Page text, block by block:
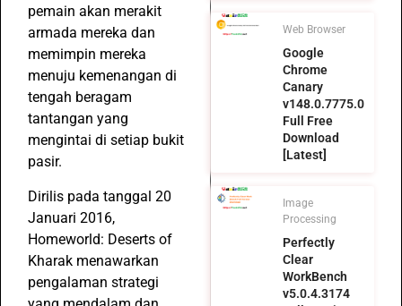
pemain akan merakit
armada mereka dan
memimpin mereka
menuju kemenangan di
tengah beragam
tantangan yang
mengintai di setiap bukit
pasir.
Dirilis pada tanggal 20
Januari 2016,
Homeworld: Deserts of
Kharak menawarkan
pengalaman strategi
Web Browser
Google
Chrome
Canary
v148.0.7775.0
Full Free
Download
[Latest]
Image
Processing
Perfectly
Clear
WorkBench
v5.0.4.3174